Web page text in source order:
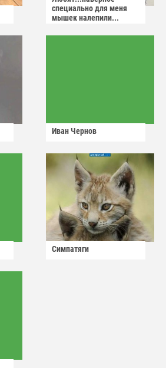
специально для меня
мышек налепили...
Иван Чернов
Симпатяги